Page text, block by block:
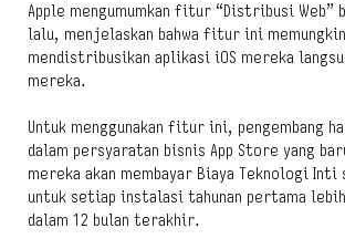
Apple mengumumkan fitur “Distribusi Web”
lalu, menjelaskan bahwa fitur ini
mendistribusikan aplikasi iOS mereka
mereka.
Untuk menggunakan fitur ini, pengembang
dalam persyaratan bisnis App Store yang
mereka akan membayar Biaya Teknologi Inti
untuk setiap instalasi tahunan pertama
dalam 12 bulan terakhir.